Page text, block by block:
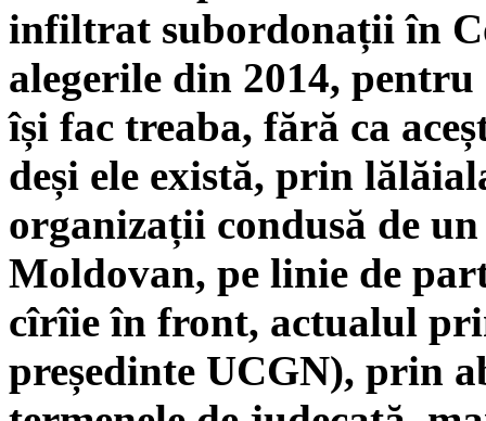
infiltrat subordonații în
alegerile din 2014,
își fac treaba, fără ca
deși ele există, prin
organizații condusă de
Moldovan, pe linie de
cîrîie în front, actualul
președinte UCGN), prin